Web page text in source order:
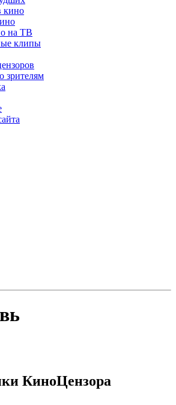
кино
на ТВ
клипы
зрителям
КиноЦензора